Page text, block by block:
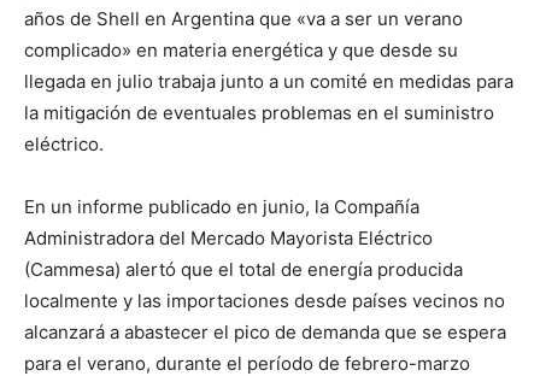
años de Shell en Argentina que «va a ser un verano
complicado» en materia energética y que desde su
llegada en julio trabaja junto a un comité en medidas para
la mitigación de eventuales problemas en el suministro
eléctrico.
En un informe publicado en junio, la Compañía
Administradora del Mercado Mayorista Eléctrico
(Cammesa) alertó que el total de energía producida
localmente y las importaciones desde países vecinos no
alcanzará a abastecer el pico de demanda que se espera
para el verano, durante el período de febrero-marzo